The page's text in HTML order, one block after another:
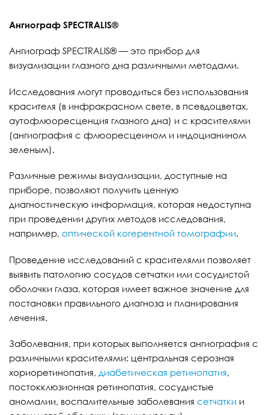
Ангиограф SPECTRALIS®
Ангиограф SPECTRALIS® — это прибор для
визуализации глазного дна различными методами.
Исследования могут проводиться без использования
красителя (в инфракрасном свете, в псевдоцветах,
аутофлюоресценция глазного дна) и с красителями
(ангиография с флюоресцеином и индоцианином
зеленым).
Различные режимы визуализации, доступные на
приборе, позволяют получить ценную
диагностическую информация, которая недоступна
при проведении других методов исследования,
например, оптической когерентной томографии.
Проведение исследований с красителями позволяет
выявить патологию сосудов сетчатки или сосудистой
оболочки глаза, которая имеет важное значение для
постановки правильного диагноза и планирования
лечения.
Заболевания, при которых выполняется ангиография с
различными красителями: центральная серозная
хориоретинопатия, диабетическая ретинопатия,
постокклюзионная ретинопатия, сосудистые
аномалии, воспалительные заболевания сетчатки и